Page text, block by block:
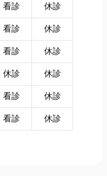
看診
休診
看診
休診
看診
休診
休診
休診
看診
休診
看診 休診